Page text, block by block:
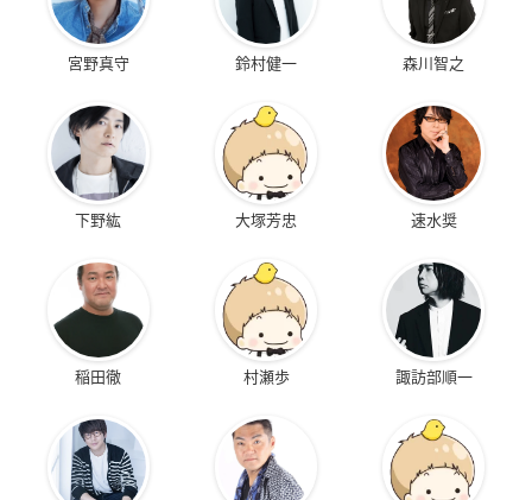
宮野真守 鈴村健一 森川智之
下野紘 大塚芳忠 速水奨
稲田徹 村瀬歩 諏訪部順一